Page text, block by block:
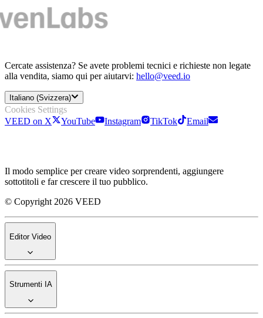
Cercate assistenza? Se avete problemi tecnici e richieste non legate
alla vendita, siamo qui per aiutarvi: hello@veed.io
Italiano (Svizzera)
Cookies Settings
VEED on X
YouTube Instagram TikTok Email
Il modo semplice per creare video sorprendenti, aggiungere
sottotitoli e far crescere il tuo pubblico.
© Copyright 2026 VEED
Editor Video
Strumenti IA